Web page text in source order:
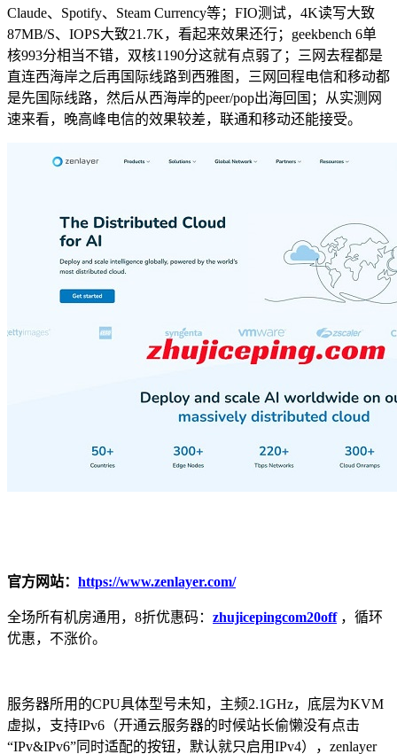
Claude、Spotify、Steam Currency等；FIO测试，4K读写大致
87MB/S、IOPS大致21.7K，看起来效果还行；geekbench 6单
核993分相当不错，双核1190分这就有点弱了；三网去程都是
直连西海岸之后再国际线路到西雅图，三网回程电信和移动都
是先国际线路，然后从西海岸的peer/pop出海回国；从实测网
速来看，晚高峰电信的效果较差，联通和移动还能接受。
官方网站： https://www.zenlayer.com/
全场所有机房通用，8折优惠码： zhujicepingcom20off ，循环
优惠，不涨价。
服务器所用的CPU具体型号未知，主频2.1GHz，底层为KVM
虚拟，支持IPv6（开通云服务器的时候站长偷懒没有点击
“IPv&IPv6”同时适配的按钮，默认就只启用IPv4），zenlayer